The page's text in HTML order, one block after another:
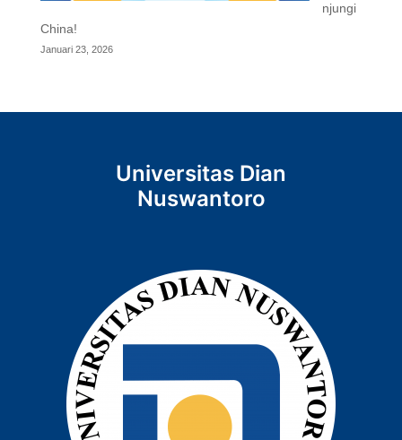
njungi
China!
Januari 23, 2026
Universitas Dian
Nuswantoro